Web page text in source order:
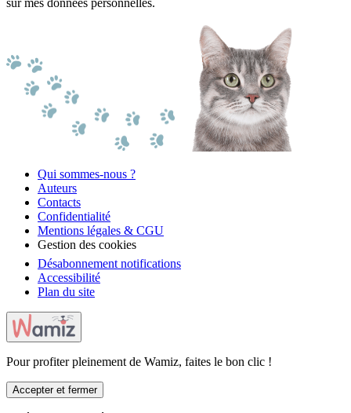
Qui sommes-nous ?
Auteurs
Contacts
Confidentialité
Mentions légales & CGU
Gestion des cookies
Désabonnement notifications
Accessibilité
Plan du site
Pour profiter pleinement de Wamiz, faites le bon clic !
Accepter et fermer